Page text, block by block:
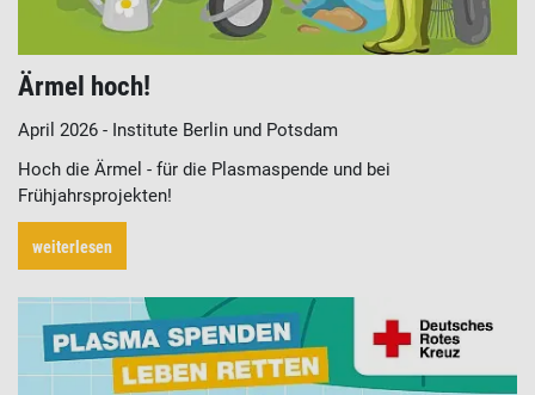
Ärmel hoch!
April 2026 - Institute Berlin und Potsdam
Hoch die Ärmel - für die Plasmaspende und bei
Frühjahrsprojekten!
weiterlesen